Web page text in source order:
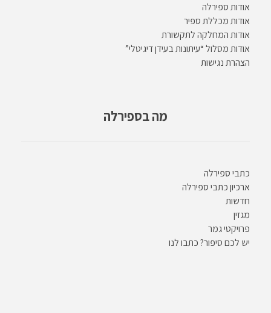
אודות ספירלה
אודות מכללת ספיר
אודות המחלקה לתקשורת
אודות מסלול “עיתונות בעידן דיגיטלי”
הצהרת נגישות
מה בספירלה
כתבי ספירלה
ארכיון כתבי ספירלה
חדשות
מגזין
פרויקטי גמר
יש לכם סיפור? כתבו לנו